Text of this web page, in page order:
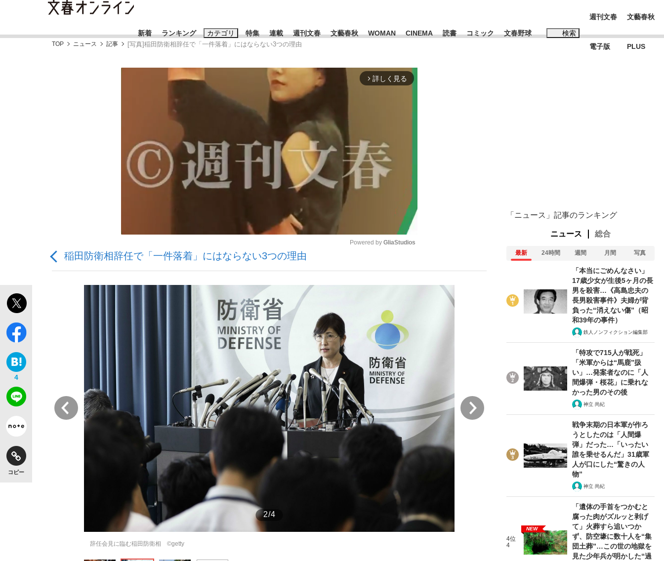
新着 ランキング カテゴリ
「90%は失敗する。でも…」本田圭佑が初めて明かした日本代表監督に... 「最悪の空気のまま解散」WBC日本代表“敗戦”の真実 選手が明かす...
「敗因分析は一切聞かれなかった」侍ジャパン選手が証言した“NPB聞... 「クマが悪者扱いされているのが悲しい」『北の国から』倉本聰氏（91...
「目標達成できなかったからと言って…」サッカー日本代表・森保一監督...
もっと見る
特集
キングの誕生を、目撃せよ。
the Style
もっと見る
連載 週刊文春 文藝春秋 WOMAN CINEMA 読書 コミック 文春野球 検索
おすすめのキーワードタグ一覧
#藤田晋 #高市早苗 #後藤真希 #森岡毅
#玉木雄一郎
週刊文春
電子版
文藝春秋
PLUS
TOP ニュース 記事 [写真]稲田防衛相辞任で「一件落着」にはならない3つの理由
arrow_forward_ios 詳しく見る
Mute
Powered by GliaStudios
稲田防衛相辞任で「一件落着」にはならない3つの理由
4
コピー
2/4
辞任会見に臨む稲田防衛相 ©getty
3/4
前
「ニュース」記事のランキング
ニュース 総合
最新 24時間 週間 月間 写真
「本当にごめんなさい」
17歳少女が生後5ヶ月の長
男を殺害…《高島忠夫の
長男殺害事件》夫婦が背
負った“消えない傷”（昭
和39年の事件）
鉄人ノンフィクション編集部
「特攻で715人が戦死」
「米軍からは“馬鹿”扱
い」…発案者なのに「人
間爆弾・桜花」に乗れな
かった男のその後
神立 尚紀
戦争末期の日本軍が作ろ
うとしたのは「人間爆
弾」だった…「いったい
誰を乗せるんだ」31歳軍
人が口にした“驚きの人
物”
神立 尚紀
4位
4
NEW
「遺体の手首をつかむと
腐った肉がズルッと剥げ
て」火葬すら追いつか
ず、防空壕に数十人を“集
団土葬”…この世の地獄を
見た少年兵が明かした“過